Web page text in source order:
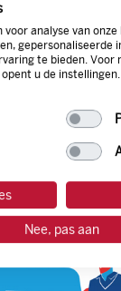
voor analyse van
gepersonaliseerde
te bieden. Voor
u de instellingen.
Nee, pas aan